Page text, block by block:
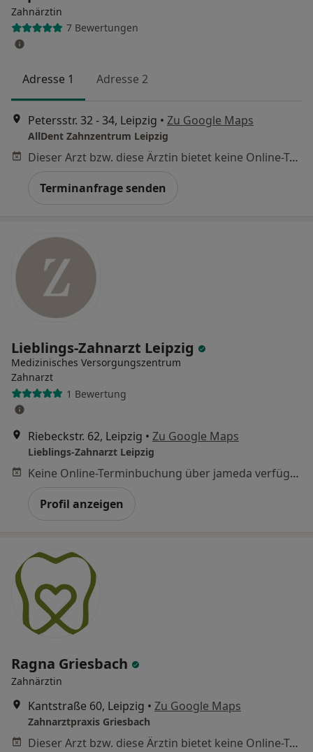
Zahnärztin
7 Bewertungen
Adresse 1 Adresse 2
Petersstr. 32 - 34, Leipzig • Zu Google Maps
AllDent Zahnzentrum Leipzig
Dieser Arzt bzw. diese Ärztin bietet keine Online-Terminbuchung an diesem Standort an.
Terminanfrage senden
Lieblings-Zahnarzt Leipzig
Medizinisches Versorgungszentrum
Zahnarzt
1 Bewertung
Riebeckstr. 62, Leipzig • Zu Google Maps
Lieblings-Zahnarzt Leipzig
Keine Online-Terminbuchung über jameda verfügbar
Profil anzeigen
Ragna Griesbach
Zahnärztin
Kantstraße 60, Leipzig • Zu Google Maps
Zahnarztpraxis Griesbach
Dieser Arzt bzw. diese Ärztin bietet keine Online-Terminbuchung an diesem Standort an.